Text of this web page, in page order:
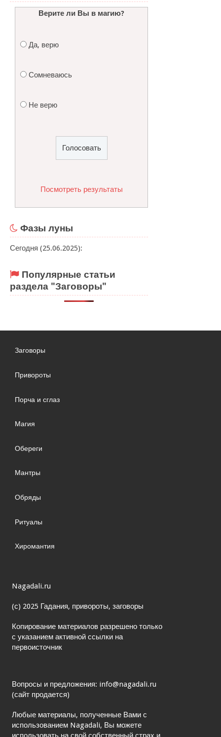
Верите ли Вы в магию?
Да, верю
Сомневаюсь
Не верю
Посмотреть результаты
Фазы луны
Сегодня (25.06.2025):
Популярные статьи
раздела "Заговоры"
Заговоры
Привороты
Порча и сглаз
Магия
Обереги
Мантры
Обряды
Ритуалы
Хиромантия
Nagadali.ru
(с) 2025 Гадания, привороты, заговоры
Копирование материалов разрешено только
с указанием активной ссылки на
первоисточник
Вопросы и предложения: info@nagadali.ru
(сайт продается)
Любые материалы, полученные Вами с
использованием Nagadali, Вы можете